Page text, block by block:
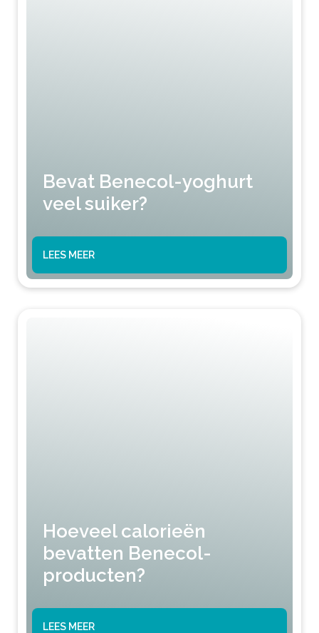
Bevat Benecol-yoghurt
veel suiker?
LEES MEER
Hoeveel calorieën
bevatten Benecol-
producten?
LEES MEER